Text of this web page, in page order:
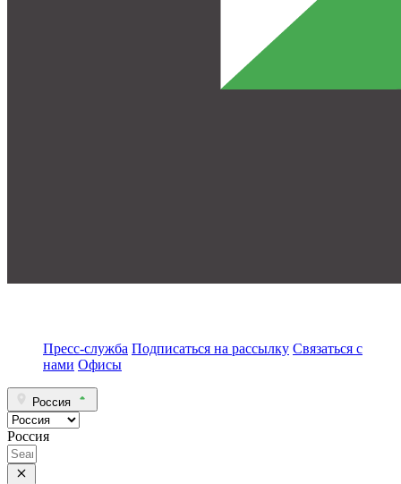
Пресс-служба Подписаться на рассылку Связаться с
нами Офисы
Россия
Россия